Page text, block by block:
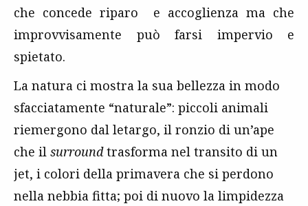
che concede riparo e accoglienza ma che
improvvisamente può farsi impervio e
spietato.
La natura ci mostra la sua bellezza in modo
sfacciatamente “naturale”: piccoli animali
riemergono dal letargo, il ronzio di un’ape
che il surroundtrasforma nel transito di un
jet, i colori della primavera che si perdono
nella nebbia fitta; poi di nuovo la limpidezza